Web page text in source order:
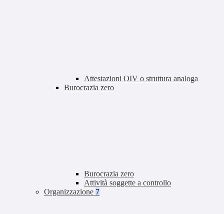
Attestazioni OIV o struttura analoga
Burocrazia zero
Burocrazia zero
Attività soggette a controllo
Organizzazione 7